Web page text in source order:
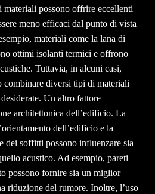
possono offrire eccellenti
meno efficaci dal punto di vista
materiali come la lana di
ottimi isolanti termici e offrono
Tuttavia, in alcuni casi,
combinare diversi tipi di materiali
Un altro fattore
architettonica dell’edificio. La
dell’edificio e la
dei soffitti possono influenzare sia
acustico. Ad esempio, pareti
possono fornire sia un miglior
riduzione del rumore. Inoltre, l’uso